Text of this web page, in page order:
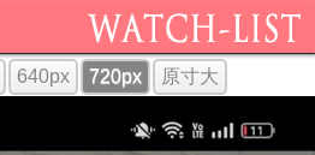
640px 720px 原寸大